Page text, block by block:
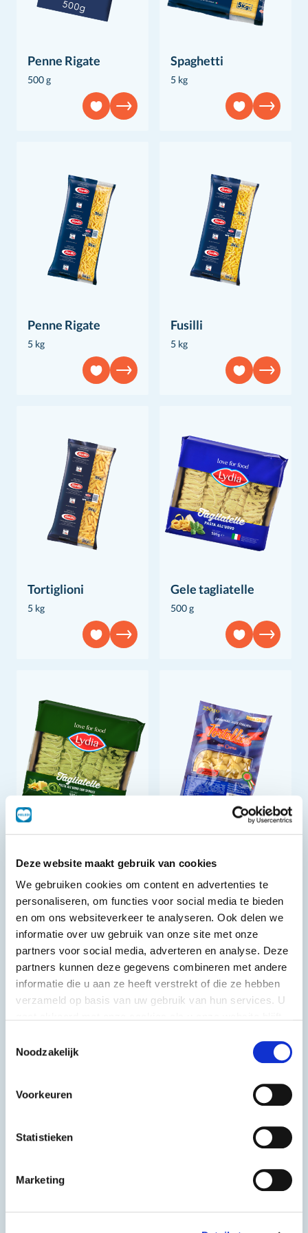
Deze website maakt gebruik van cookies
We gebruiken cookies om content en advertenties te
personaliseren, om functies voor social media te bieden
en om ons websiteverkeer te analyseren. Ook delen we
informatie over uw gebruik van onze site met onze
partners voor social media, adverteren en analyse. Deze
partners kunnen deze gegevens combineren met andere
informatie die u aan ze heeft verstrekt of die ze hebben
verzameld op basis van uw gebruik van hun services. U
Noodzakelijk
Voorkeuren
Statistieken
Marketing
Penne Rigate
500 g
Spaghetti
5 kg
Penne Rigate
5 kg
Fusilli
5 kg
Tortiglioni
5 kg
Gele tagliatelle
500 g
rundvlees